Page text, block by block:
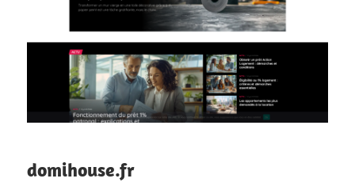
domihouse.fr